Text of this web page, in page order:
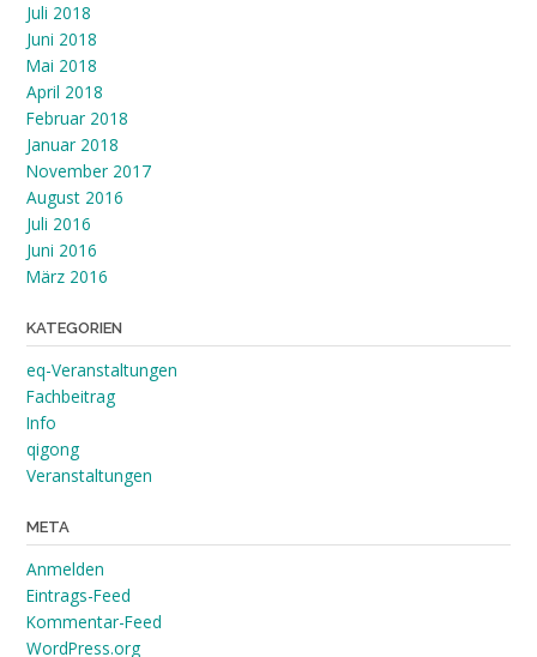
Juli 2018
Juni 2018
Mai 2018
April 2018
Februar 2018
Januar 2018
November 2017
August 2016
Juli 2016
Juni 2016
März 2016
KATEGORIEN
eq-Veranstaltungen
Fachbeitrag
Info
qigong
Veranstaltungen
META
Anmelden
Eintrags-Feed
Kommentar-Feed
WordPress.org